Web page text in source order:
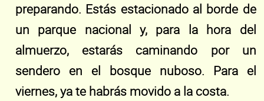
preparando. Estás estacionado al borde de
un parque nacional y, para la hora del
almuerzo, estarás caminando por un
sendero en el bosque nuboso. Para el
viernes, ya te habrás movido a la costa.